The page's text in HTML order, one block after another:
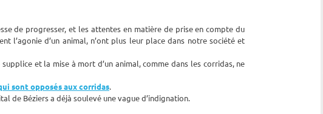
de progresser, et les attentes en matière de prise en compte du
l’agonie d’un animal, n’ont plus leur place dans notre société et
et la mise à mort d’un animal, comme dans les corridas, ne
sont opposés aux corridas.
de Béziers a déjà soulevé une vague d’indignation.